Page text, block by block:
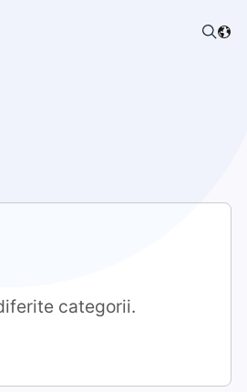
categorii.